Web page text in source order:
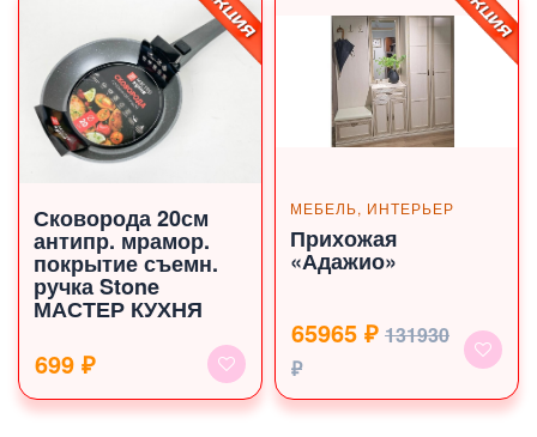
Сковорода 20см
антипр. мрамор.
покрытие съемн.
ручка Stone
МАСТЕР КУХНЯ
699 ₽
МЕБЕЛЬ, ИНТЕРЬЕР
Прихожая
«Адажио»
65965 ₽ 131930
₽